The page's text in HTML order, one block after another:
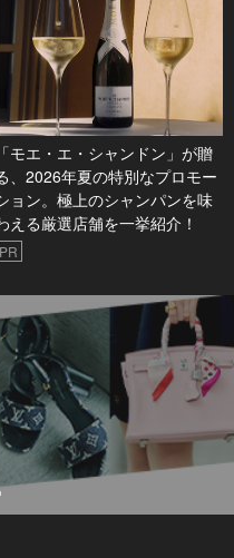
「モエ・エ・シャンドン」が贈
、2026年夏の特別なプロモー
ョン。極上のシャンパンを味
える厳選店舗を一挙紹介！
PR